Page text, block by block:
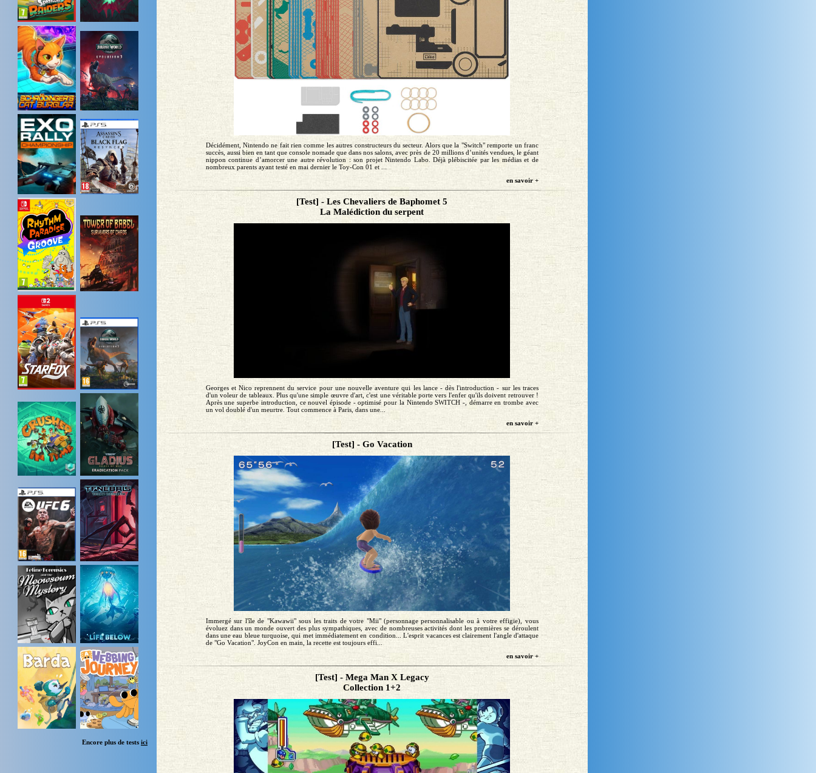
Encore plus de tests ici
Décidément, Nintendo ne fait rien comme les autres constructeurs du secteur. Alors que la "Switch" remporte un franc
succès, aussi bien en tant que console nomade que dans nos salons, avec près de 20 millions d’unités vendues, le géant
nippon continue d’amorcer une autre révolution : son projet Nintendo Labo. Déjà plébiscitée par les médias et de
nombreux parents ayant testé en mai dernier le Toy-Con 01 et ...
en savoir +
[Test] - Les Chevaliers de Baphomet 5
La Malédiction du serpent
Georges et Nico reprennent du service pour une nouvelle aventure qui les lance - dès l'introduction - sur les traces
d'un voleur de tableaux. Plus qu'une simple œuvre d'art, c'est une véritable porte vers l'enfer qu'ils doivent retrouver !
Après une superbe introduction, ce nouvel épisode - optimisé pour la Nintendo SWITCH -, démarre en trombe avec
un vol doublé d'un meurtre. Tout commence à Paris, dans une...
en savoir +
[Test] - Go Vacation
Immergé sur l'île de "Kawawii" sous les traits de votre "Mii" (personnage personnalisable ou à votre effigie), vous
évoluez dans un monde ouvert des plus sympathiques, avec de nombreuses activités dont les premières se déroulent
dans une eau bleue turquoise, qui met immédiatement en condition... L'esprit vacances est clairement l'angle d'attaque
de "Go Vacation". JoyCon en main, la recette est toujours effi...
en savoir +
[Test] - Mega Man X Legacy
Collection 1+2